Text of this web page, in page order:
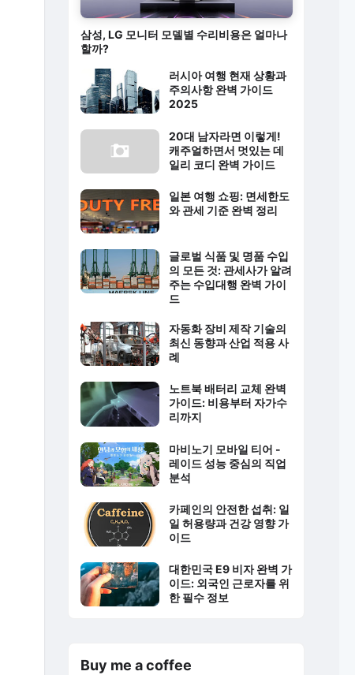
삼성, LG 모니터 모델별 수리비용은 얼마나
할까?
러시아 여행 현재 상황과
주의사항 완벽 가이드
2025
20대 남자라면 이렇게!
캐주얼하면서 멋있는 데
일리 코디 완벽 가이드
일본 여행 쇼핑: 면세한도
와 관세 기준 완벽 정리
글로벌 식품 및 명품 수입
의 모든 것: 관세사가 알려
주는 수입대행 완벽 가이
드
자동화 장비 제작 기술의
최신 동향과 산업 적용 사
례
노트북 배터리 교체 완벽
가이드: 비용부터 자가수
리까지
마비노기 모바일 티어 -
레이드 성능 중심의 직업
분석
카페인의 안전한 섭취: 일
일 허용량과 건강 영향 가
이드
대한민국 E9 비자 완벽 가
이드: 외국인 근로자를 위
한 필수 정보
Buy me a coffee